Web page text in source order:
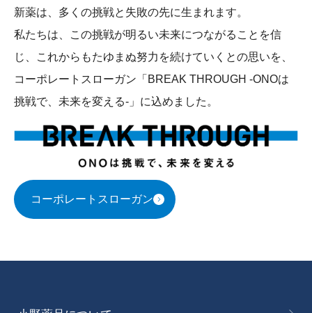
新薬は、多くの挑戦と失敗の先に生まれます。
私たちは、この挑戦が明るい未来につながることを信
じ、これからもたゆまぬ努力を続けていくとの思いを、
コーポレートスローガン「BREAK THROUGH -ONOは
挑戦で、未来を変える-」に込めました。
コーポレートスローガン